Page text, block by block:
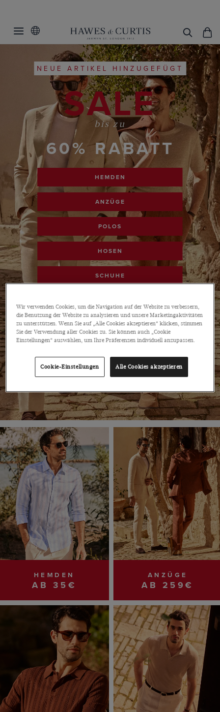
NEUE ARTIKEL HINZUGEFÜGT
SALE
bis zu
60% RABATT
HEMDEN
ANZÜGE
POLOS
HOSEN
SCHUHE
SALE SHOPPEN
HEMDEN
AB 35€
ANZÜGE
AB 259€
Wir verwenden Cookies, um die Navigation auf der Website zu verbessern,
die Benutzung der Website zu analysieren und unsere Marketingaktivitäten
zu unterstützen. Wenn Sie auf „Alle Cookies akzeptieren“ klicken, stimmen
Sie der Verwendung aller Cookies zu. Sie können auch „Cookie
Einstellungen“ auswählen, um Ihre Präferenzen individuell anzupassen.
Cookie-Einstellungen Alle Cookies akzeptieren